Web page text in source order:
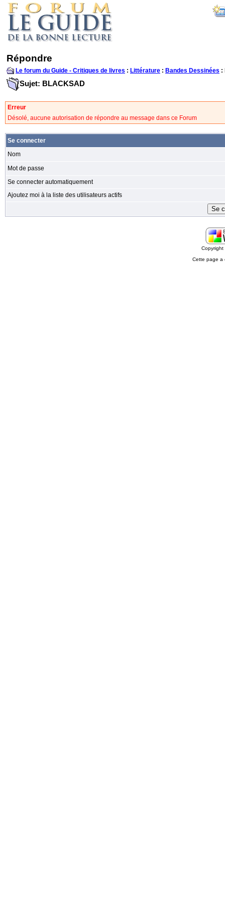
Répondre
Le forum du Guide - Critiques de livres : Littérature : Bandes Dessinées :
Sujet: BLACKSAD
Erreur
Désolé, aucune autorisation de répondre au message dans ce Forum
Se connecter
Nom
Mot de passe
Se connecter automatiquement
Ajoutez moi à la liste des utilisateurs actifs
Cette page a